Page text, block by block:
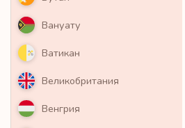
Вануату
Ватикан
Великобритания
Венгрия